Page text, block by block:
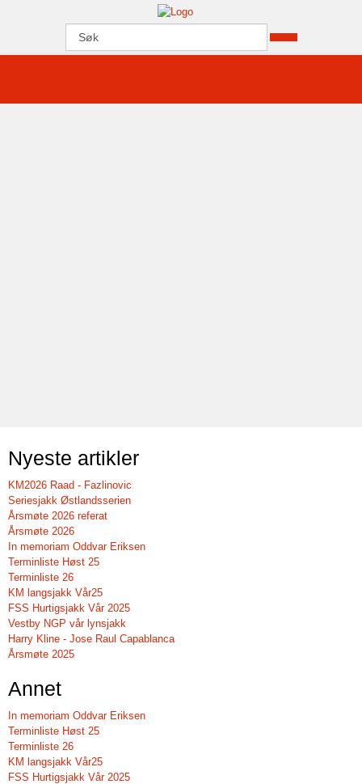
Nyeste artikler
KM2026 Raad - Fazlinovic
Seriesjakk Østlandsserien
Årsmøte 2026 referat
Årsmøte 2026
In memoriam Oddvar Eriksen
Terminliste Høst 25
Terminliste 26
KM langsjakk Vår25
FSS Hurtigsjakk Vår 2025
Vestby NGP vår lynsjakk
Harry Kline - Jose Raul Capablanca
Årsmøte 2025
Annet
In memoriam Oddvar Eriksen
Terminliste Høst 25
Terminliste 26
KM langsjakk Vår25
FSS Hurtigsjakk Vår 2025